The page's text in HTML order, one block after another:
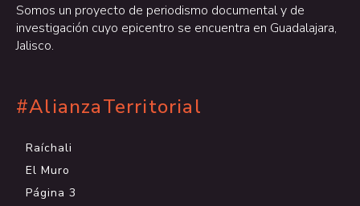
Somos un proyecto de periodismo documental y de
investigación cuyo epicentro se encuentra en Guadalajara,
Jalisco.
#AlianzaTerritorial
Raíchali
El Muro
Página 3